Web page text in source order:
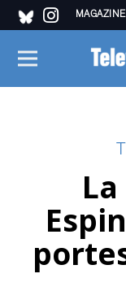
MAGAZINE